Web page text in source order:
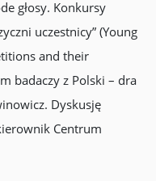
głosy. Konkursy
uczestnicy” (Young
and their
badaczy z Polski – dra
Dyskusję
Centrum